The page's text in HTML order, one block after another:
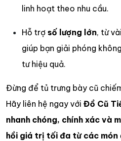
linh hoạt theo nhu cầu.
Hỗ trợ số lượng lớn, từ
giúp bạn giải phóng
tư hiệu quả.
Đừng để tủ trưng bày cũ
Hãy liên hệ ngay với Đồ Cũ
nhanh chóng, chính xác và
hồi giá trị tối đa từ các món